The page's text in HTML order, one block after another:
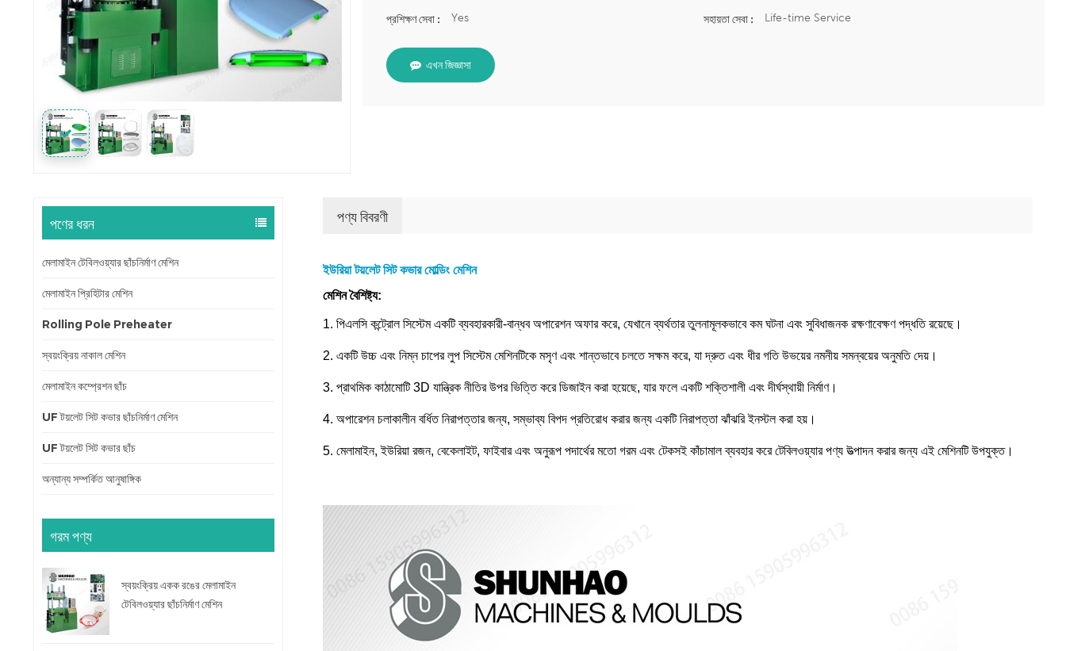
প্রশিক্ষণ সেবা : Yes সহায়তা সেবা : Life-time Service
এখন জিজ্ঞাসা
পণের ধরন
মেলামাইন টেবিলওয়্যার ছাঁচনির্মাণ মেশিন
মেলামাইন প্রিহিটার মেশিন
Rolling Pole Preheater
স্বয়ংক্রিয় নাকাল মেশিন
মেলামাইন কম্প্রেশন ছাঁচ
UF টয়লেট সিট কভার ছাঁচনির্মাণ মেশিন
UF টয়লেট সিট কভার ছাঁচ
অন্যান্য সম্পর্কিত আনুষাঙ্গিক
গরম পণ্য
স্বয়ংক্রিয় একক রঙের মেলামাইন
টেবিলওয়্যার ছাঁচনির্মাণ মেশিন
পণ্য বিবরণী
ইউরিয়া টয়লেট সিট কভার মোল্ডিং মেশিন
মেশিন বৈশিষ্ট্য:
1. পিএলসি কন্ট্রোল সিস্টেম একটি ব্যবহারকারী-বান্ধব অপারেশন অফার করে, যেখানে ব্যর্থতার তুলনামূলকভাবে কম ঘটনা এবং সুবিধাজনক রক্ষণাবেক্ষণ পদ্ধতি রয়েছে।
2. একটি উচ্চ এবং নিম্ন চাপের লুপ সিস্টেম মেশিনটিকে মসৃণ এবং শান্তভাবে চলতে সক্ষম করে, যা দ্রুত এবং ধীর গতি উভয়ের নমনীয় সমন্বয়ের অনুমতি দেয়।
3. প্রাথমিক কাঠামোটি 3D যান্ত্রিক নীতির উপর ভিত্তি করে ডিজাইন করা হয়েছে, যার ফলে একটি শক্তিশালী এবং দীর্ঘস্থায়ী নির্মাণ।
4. অপারেশন চলাকালীন বর্ধিত নিরাপত্তার জন্য, সম্ভাব্য বিপদ প্রতিরোধ করার জন্য একটি নিরাপত্তা ঝাঁঝরি ইনস্টল করা হয়।
5. মেলামাইন, ইউরিয়া রজন, বেকেলাইট, ফাইবার এবং অনুরূপ পদার্থের মতো গরম এবং টেকসই কাঁচামাল ব্যবহার করে টেবিলওয়্যার পণ্য উত্পাদন করার জন্য এই মেশিনটি উপযুক্ত।